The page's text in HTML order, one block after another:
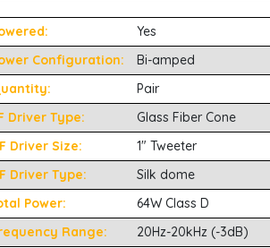
Yes
Configuration:
Bi-amped
Pair
Driver Type:
Glass Fiber Cone
Driver Size:
1" Tweeter
Driver Type:
Silk dome
Power:
64W Class D
Range:
20Hz-20kHz (-3dB)